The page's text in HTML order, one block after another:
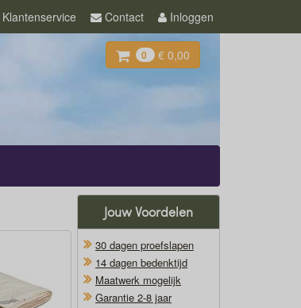
Klantenservice Contact Inloggen
0 € 0,00
Jouw Voordelen
30 dagen proefslapen
14 dagen bedenktijd
Maatwerk mogelijk
Garantie 2-8 jaar